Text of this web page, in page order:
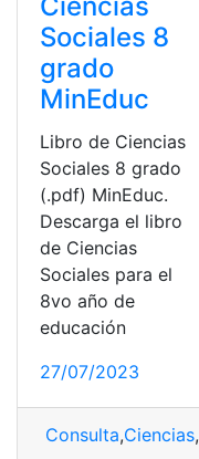
Sociales 8
grado
MinEduc
Libro de Ciencias
Sociales 8 grado
(.pdf) MinEduc.
Descarga el libro
de Ciencias
Sociales para el
8vo año de
educación
27/07/2023
Consulta,Ciencias,